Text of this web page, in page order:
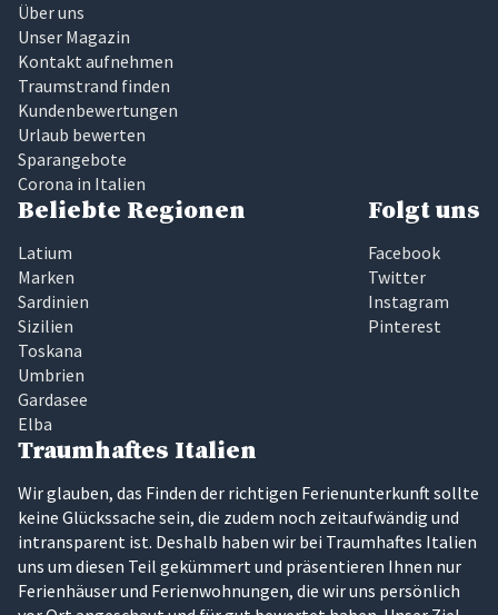
Über uns
Unser Magazin
Kontakt aufnehmen
Traumstrand finden
Kundenbewertungen
Urlaub bewerten
Sparangebote
Corona in Italien
Beliebte Regionen
Latium
Marken
Sardinien
Sizilien
Toskana
Umbrien
Gardasee
Elba
Folgt uns
Facebook
Twitter
Instagram
Pinterest
Traumhaftes Italien
Wir glauben, das Finden der richtigen Ferienunterkunft sollte
keine Glückssache sein, die zudem noch zeitaufwändig und
intransparent ist. Deshalb haben wir bei Traumhaftes Italien
uns um diesen Teil gekümmert und präsentieren Ihnen nur
Ferienhäuser und Ferienwohnungen, die wir uns persönlich